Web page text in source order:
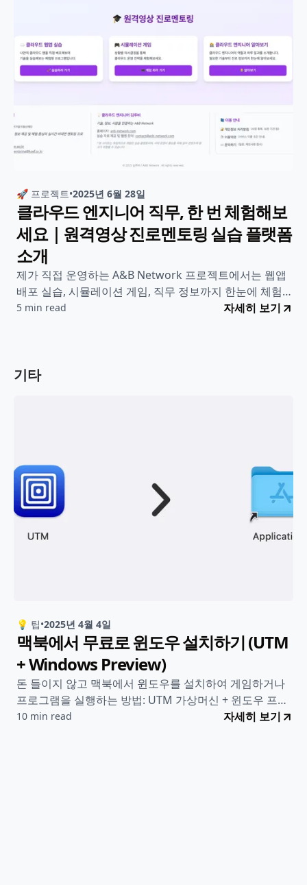
🚀 프로젝트•2025년 6월 28일
클라우드 엔지니어 직무, 한 번 체험해보
세요｜원격영상 진로멘토링 실습 플랫폼
소개
제가 직접 운영하는 A&B Network 프로젝트에서는 웹앱
배포 실습, 시뮬레이션 게임, 직무 정보까지 한눈에 체험할
수 있어요. 클라우드 엔지니어가 어떤 일 하는지 직접 경험
5 min read 자세히 보기
기타
💡 팁•2025년 4월 4일
맥북에서 무료로 윈도우 설치하기 (UTM
+ Windows Preview)
돈 들이지 않고 맥북에서 윈도우를 설치하여 게임하거나
프로그램을 실행하는 방법: UTM 가상머신 + 윈도우 프리
뷰 버전
10 min read 자세히 보기